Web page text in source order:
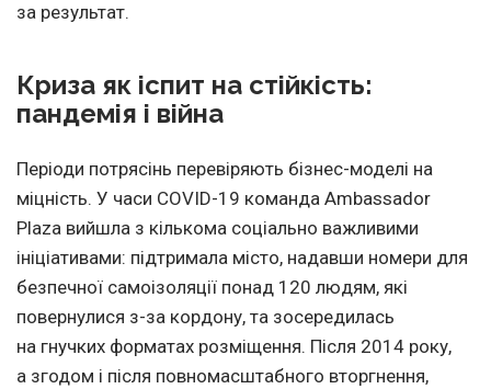
за результат.
Криза як іспит на стійкість:
пандемія і війна
Періоди потрясінь перевіряють бізнес-моделі на
міцність. У часи COVID-19 команда Ambassador
Plaza вийшла з кількома соціально важливими
ініціативами: підтримала місто, надавши номери для
безпечної самоізоляції понад 120 людям, які
повернулися з-за кордону, та зосередилась
на гнучких форматах розміщення. Після 2014 року,
а згодом і після повномасштабного вторгнення,